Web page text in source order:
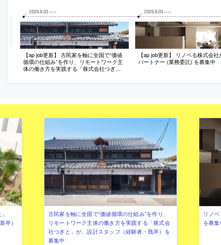
2026.8.03 MON
【ap job更新】 古民家を軸に全国で“価値
循環の仕組み”を作り、リモートワーク主
体の働き方を実践する「株式会社つぎ
を募集中
2026.8.03 MON
【ap job更新】 リノベる株式会
パートナー (業務委託) を募集中
卒）
古民家を軸に全国で“価値循環の仕組み”を作り、
リモートワーク主体の働き方を実践する「株式会
社つぎと」が、設計スタッフ（経験者・既卒）を
募集中
リノ
を募